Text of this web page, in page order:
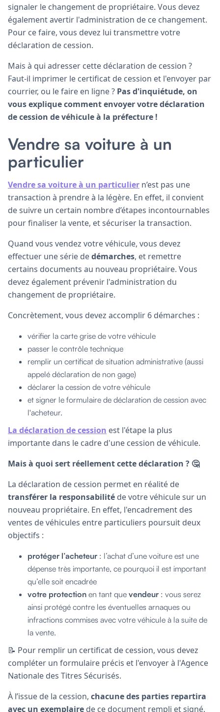
signaler le changement de propriétaire. Vous devez
également avertir l'administration de ce changement.
Pour ce faire, vous devez lui transmettre votre
déclaration de cession.
Mais à qui adresser cette déclaration de cession ?
Faut-il imprimer le certificat de cession et l'envoyer par
courrier, ou le faire en ligne ? Pas d'inquiétude, on
vous explique comment envoyer votre déclaration
de cession de véhicule à la préfecture !
Vendre sa voiture à un
particulier
Vendre sa voiture à un particulier n’est pas une
transaction à prendre à la légère. En effet, il convient
de suivre un certain nombre d’étapes incontournables
pour finaliser la vente, et sécuriser la transaction.
Quand vous vendez votre véhicule, vous devez
effectuer une série dedémarches, et remettre
certains documents au nouveau propriétaire. Vous
devez également prévenir l'administration du
changement de propriétaire.
Concrètement, vous devez accomplir 6 démarches :
vérifier la carte grise de votre véhicule
passer le contrôle technique
remplir un certificat de situation administrative (aussi
appelé déclaration de non gage)
déclarer la cession de votre véhicule
et signer le formulaire de déclaration de cession avec
l'acheteur.
La déclaration de cession est l'étape la plus
importante dans le cadre d'une cession de véhicule.
Mais à quoi sert réellement cette déclaration ? 🤔
La déclaration de cession permet en réalité de
transférer la responsabilité de votre véhicule sur un
nouveau propriétaire. En effet, l'encadrement des
ventes de véhicules entre particuliers poursuit deux
objectifs :
protéger l’acheteur : l’achat d’une voiture est une
dépense très importante, ce pourquoi il est important
qu’elle soit encadrée
votre protection en tant que vendeur : vous serez
ainsi protégé contre les éventuelles arnaques ou
infractions commises avec votre véhicule à la suite de
la vente.
📝 Pour remplir un certificat de cession, vous devez
compléter un formulaire précis et l'envoyer à l'Agence
Nationale des Titres Sécurisés.
À l’issue de la cession, chacune des parties repartira
avec un exemplaire de ce document rempli et signé.